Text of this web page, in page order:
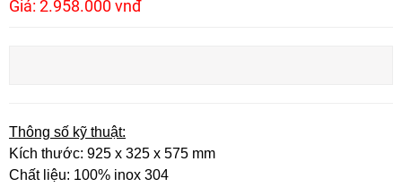
Giá: 2.958.000 vnđ
Thông số kỹ thuật:
Kích thước: 925 x 325 x 575 mm
Chất liệu: 100% inox 304